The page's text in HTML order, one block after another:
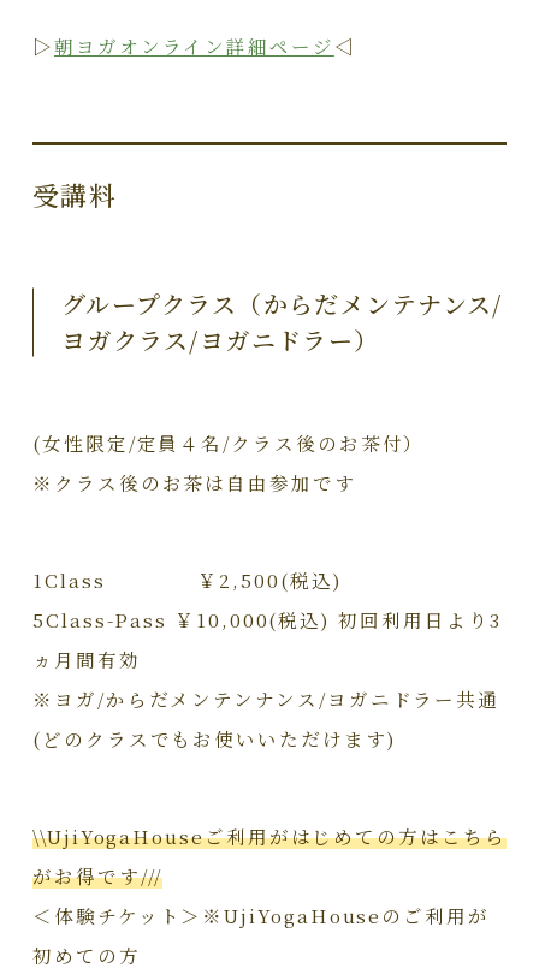
▷朝ヨガオンライン詳細ページ◁
受講料
グループクラス（からだメンテナンス/
ヨガクラス/ヨガニドラー）
(女性限定/定員４名/クラス後のお茶付）
※クラス後のお茶は自由参加です
1Class ￥2,500(税込)
5Class-Pass ￥10,000(税込) 初回利用日より3
ヵ月間有効
※ヨガ/からだメンテンナンス/ヨガニドラー共通
(どのクラスでもお使いいただけます)
\\UjiYogaHouseご利用がはじめての方はこちら
がお得です///
＜体験チケット＞※UjiYogaHouseのご利用が
初めての方